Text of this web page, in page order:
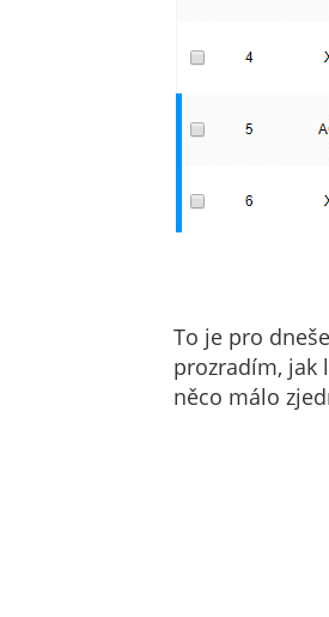
To je pro
prozradím, jak
něco málo